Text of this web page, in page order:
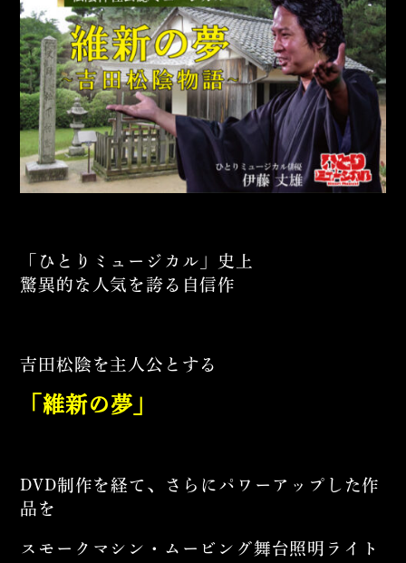
「ひとりミュージカル」史上
驚異的な人気を誇る自信作
吉田松陰を主人公とする
「維新の夢」
DVD制作を経て、さらにパワーアップした作
品を
スモークマシン・ムービング舞台照明ライト